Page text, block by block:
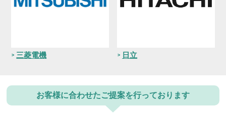
三菱電機 日立
お客様に合わせたご提案を行っております